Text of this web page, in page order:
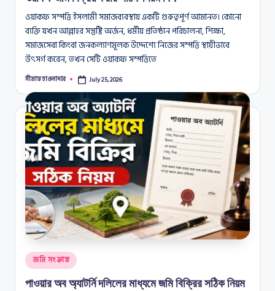
ওয়াকফ সম্পত্তি ইসলামী সমাজব্যবস্থায় একটি গুরুত্বপূর্ণ আমানত। কোনো
ব্যক্তি যখন আল্লাহর সন্তুষ্টি অর্জন, ধর্মীয় প্রতিষ্ঠান পরিচালনা, শিক্ষা,
সমাজসেবা কিংবা জনকল্যাণমূলক উদ্দেশ্যে নিজের সম্পত্তি স্থায়ীভাবে
উৎসর্গ করেন, তখন সেটি ওয়াকফ সম্পত্তিতে
Posted
সীমান্ত হাওলাদার July 25, 2026
Posted
in
জমি সংক্রান্ত
পাওয়ার অব অ্যাটর্নি দলিলের মাধ্যমে জমি বিক্রির সঠিক নিয়ম